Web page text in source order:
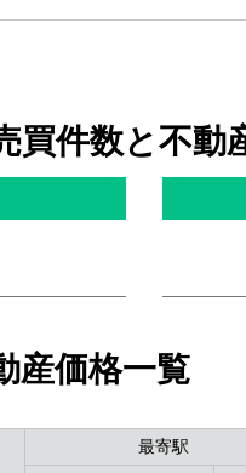
件数と不動
産価格一覧
最寄駅